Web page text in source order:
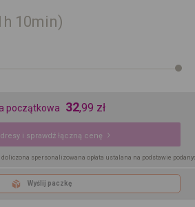
10min
początkowa 32,99 zł
i sprawdź łączną cenę
doliczona spersonalizowana opłata ustalana na podstawie
Wyślij paczkę